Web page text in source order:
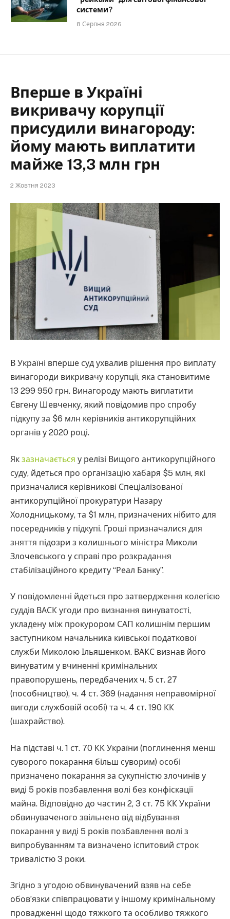
системи?
8 Серпня 2026
Вперше в Україні
викривачу корупції
присудили винагороду:
йому мають виплатити
майже 13,3 млн грн
2 Жовтня 2023
В Україні вперше суд ухвалив рішення про виплату
винагороди викривачу корупції, яка становитиме
13 299 950 грн. Винагороду мають виплатити
Євгену Шевченку, який повідомив про спробу
підкупу за $6 млн керівників антикорупційних
органів у 2020 році.
Як зазначається у релізі Вищого антикорупційного
суду, йдеться про організацію хабаря $5 млн, які
призначалися керівникові Спеціалізованої
антикорупційної прокуратури Назару
Холодницькому, та $1 млн, призначених нібито для
посередників у підкупі. Гроші призначалися для
зняття підозри з колишнього міністра Миколи
Злочевського у справі про розкрадання
стабілізаційного кредиту “Реал Банку”.
У повідомленні йдеться про затвердження колегією
суддів ВАСК угоди про визнання винуватості,
укладену між прокурором САП колишнім першим
заступником начальника київської податкової
служби Миколою Ільяшенком. ВАКС визнав його
винуватим у вчиненні кримінальних
правопорушень, передбачених ч. 5 ст. 27
(пособництво), ч. 4 ст. 369 (надання неправомірної
вигоди службовій особі) та ч. 4 ст. 190 КК
(шахрайство).
На підставі ч. 1 ст. 70 КК України (поглинення менш
суворого покарання більш суворим) особі
призначено покарання за сукупністю злочинів у
виді 5 років позбавлення волі без конфіскації
майна. Відповідно до частин 2, 3 ст. 75 КК України
обвинуваченого звільнено від відбування
покарання у виді 5 років позбавлення волі з
випробуванням та визначено іспитовий строк
тривалістю 3 роки.
Згідно з угодою обвинувачений взяв на себе
обов’язки співпрацювати у іншому кримінальному
провадженні щодо тяжкого та особливо тяжкого